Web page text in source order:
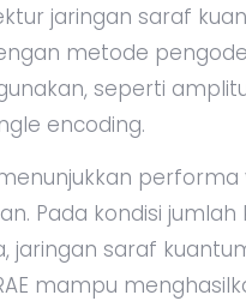
jaringan saraf
metode
seperti
encoding.
performa
Pada kondisi jumlah
jaringan saraf
mampu